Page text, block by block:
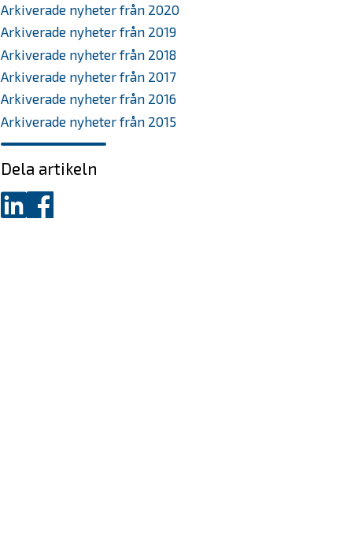
Arkiverade nyheter från 2020
Arkiverade nyheter från 2019
Arkiverade nyheter från 2018
Arkiverade nyheter från 2017
Arkiverade nyheter från 2016
Arkiverade nyheter från 2015
Dela artikeln
Dela
på
Dela
på